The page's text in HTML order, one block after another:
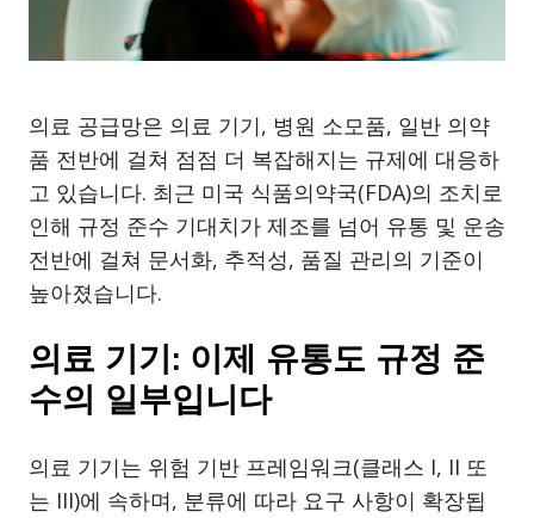
의료 공급망은 의료 기기, 병원 소모품, 일반 의약
품 전반에 걸쳐 점점 더 복잡해지는 규제에 대응하
고 있습니다. 최근 미국 식품의약국(FDA)의 조치로
인해 규정 준수 기대치가 제조를 넘어 유통 및 운송
전반에 걸쳐 문서화, 추적성, 품질 관리의 기준이
높아졌습니다.
의료 기기: 이제 유통도 규정 준
수의 일부입니다
의료 기기는 위험 기반 프레임워크(클래스 I, II 또
는 III)에 속하며, 분류에 따라 요구 사항이 확장됩